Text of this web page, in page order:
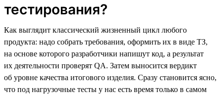
тестирования?
Как выглядит классический жизненный цикл любого
продукта: надо собрать требования, оформить их в виде ТЗ,
на основе которого разработчики напишут код, а результат
их деятельности проверят QA. Затем выносится вердикт
об уровне качества итогового изделия. Сразу становится ясно,
что под нагрузочные тесты у нас есть время только в самом